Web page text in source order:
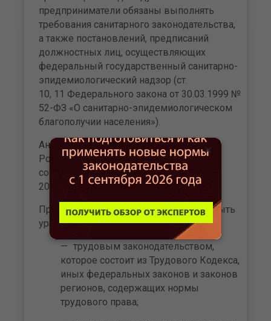
предприниматели обязаны выполнять
требования санитарного законодательства,
а также постановлений, предписаний
должностных лиц, осуществляющих
федеральный государственный санитарно-
эпидемиологический надзор (ст.
10, 11 Федерального закона от 30.03.1999 №
52-ФЗ «О санитарно-эпидемиологическом
благополучии населения»).
Аналогичное требование Минтруд и
Роспотребнадзор привели в своих
совместных рекомендациях от 23 июля
2021 года.
При этом трудовые отношения могут быть
урегулированы только:
трудовым законодательством,
которое состоит из Трудового Кодекса,
иных федеральных законов и законов
регионов, содержащих нормы
трудового права;
×